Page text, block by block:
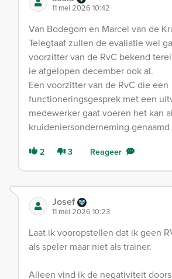
11 mei 2026 10:42
Van Bodegom en Marcel van de
Telegtaaf zullen de evaliatie wel
voorzitter van de RvC bekend
ie afgelopen december ook al.
Een voorzitter van de RvC die een
functioneringsgesprek met een
medewerker gaat voeren het kan
kruideniersonderneming
2 3 Reageer
Josef
11 mei 2026 10:23
Laat ik vooropstellen dat ik geen
als speler maar niet als trainer.
Alleen vind ik de negativiteit